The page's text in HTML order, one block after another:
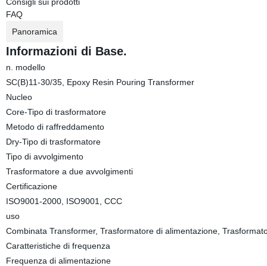
FAQ
Panoramica
Informazioni di Base.
n. modello
SC(B)11-30/35, Epoxy Resin Pouring Transformer
Nucleo
Core-Tipo di trasformatore
Metodo di raffreddamento
Dry-Tipo di trasformatore
Tipo di avvolgimento
Trasformatore a due avvolgimenti
Certificazione
ISO9001-2000, ISO9001, CCC
uso
Combinata Transformer, Trasformatore di alimentazione,
Caratteristiche di frequenza
Frequenza di alimentazione